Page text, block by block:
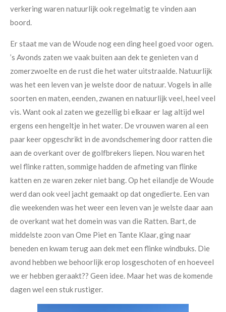
verkering waren natuurlijk ook regelmatig te vinden aan
boord.
Er staat me van de Woude nog een ding heel goed voor ogen.
’s Avonds zaten we vaak buiten aan dek te genieten van d
zomerzwoelte en de rust die het water uitstraalde. Natuurlijk
was het een leven van je welste door de natuur. Vogels in alle
soorten en maten, eenden, zwanen en natuurlijk veel, heel veel
vis. Want ook al zaten we gezellig bi elkaar er lag altijd wel
ergens een hengeltje in het water. De vrouwen waren al een
paar keer opgeschrikt in de avondschemering door ratten die
aan de overkant over de golfbrekers liepen. Nou waren het
wel flinke ratten, sommige hadden de afmeting van flinke
katten en ze waren zeker niet bang. Op het eilandje de Woude
werd dan ook veel jacht gemaakt op dat ongedierte. Een van
die weekenden was het weer een leven van je welste daar aan
de overkant wat het domein was van die Ratten. Bart, de
middelste zoon van Ome Piet en Tante Klaar, ging naar
beneden en kwam terug aan dek met een flinke windbuks. Die
avond hebben we behoorlijk erop losgeschoten of en hoeveel
we er hebben geraakt?? Geen idee. Maar het was de komende
dagen wel een stuk rustiger.